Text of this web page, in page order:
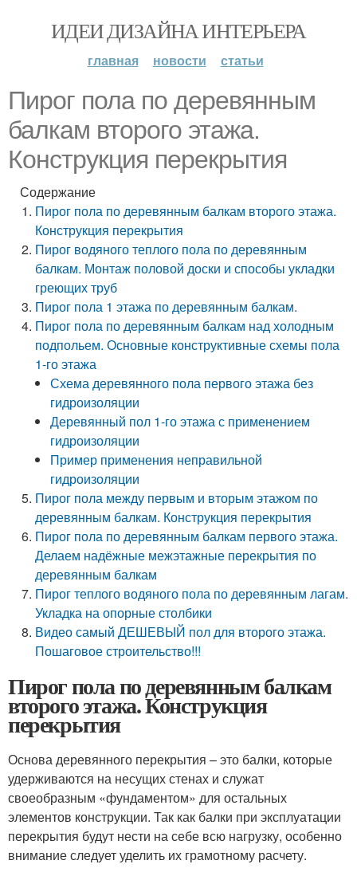
ИДЕИ ДИЗАЙНА ИНТЕРЬЕРА
главная новости статьи
Пирог пола по деревянным
балкам второго этажа.
Конструкция перекрытия
Содержание
Пирог пола по деревянным балкам второго этажа.
Конструкция перекрытия
Пирог водяного теплого пола по деревянным
балкам. Монтаж половой доски и способы укладки
греющих труб
Пирог пола 1 этажа по деревянным балкам.
Пирог пола по деревянным балкам над холодным
подпольем. Основные конструктивные схемы пола
1-го этажа
Схема деревянного пола первого этажа без
гидроизоляции
Деревянный пол 1-го этажа с применением
гидроизоляции
Пример применения неправильной
гидроизоляции
Пирог пола между первым и вторым этажом по
деревянным балкам. Конструкция перекрытия
Пирог пола по деревянным балкам первого этажа.
Делаем надёжные межэтажные перекрытия по
деревянным балкам
Пирог теплого водяного пола по деревянным лагам.
Укладка на опорные столбики
Видео самый ДЕШЕВЫЙ пол для второго этажа.
Пошаговое строительство!!!
Пирог пола по деревянным балкам
второго этажа. Конструкция
перекрытия
Основа деревянного перекрытия – это балки, которые
удерживаются на несущих стенах и служат
своеобразным «фундаментом» для остальных
элементов конструкции. Так как балки при эксплуатации
перекрытия будут нести на себе всю нагрузку, особенно
внимание следует уделить их грамотному расчету.